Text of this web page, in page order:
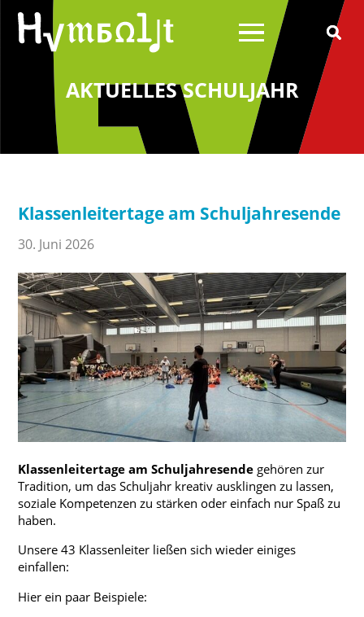
Über uns
Schulleitung
Schulelternrat
Schulförderverein
Schulsozialarbeit
Wilhelm von Humboldt
Konzept
Profil
Berufs- und Studienorientierung
Projekte
Wettbewerbe
AKTUELLES SCHULJAHR
Klassenleitertage am Schuljahresende
30. Juni 2026
Klassenleitertage am Schuljahresende gehören zur
Tradition, um das Schuljahr kreativ ausklingen zu lassen,
soziale Kompetenzen zu stärken oder einfach nur Spaß zu
haben.
Unsere 43 Klassenleiter ließen sich wieder einiges
einfallen:
Hier ein paar Beispiele: